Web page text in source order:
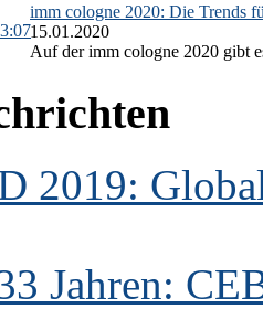
imm cologne 2020: Die Trends
15.01.2020
Auf der imm cologne 2020 gibt
2019:
Jahren: